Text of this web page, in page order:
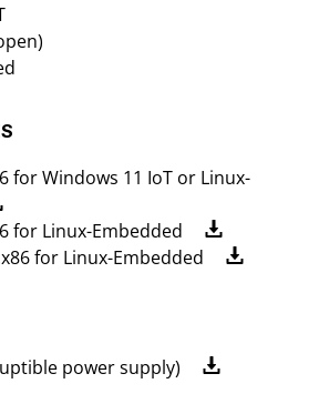
for Windows 11 IoT or Linux-
for Linux-Embedded
for Linux-Embedded
power supply)